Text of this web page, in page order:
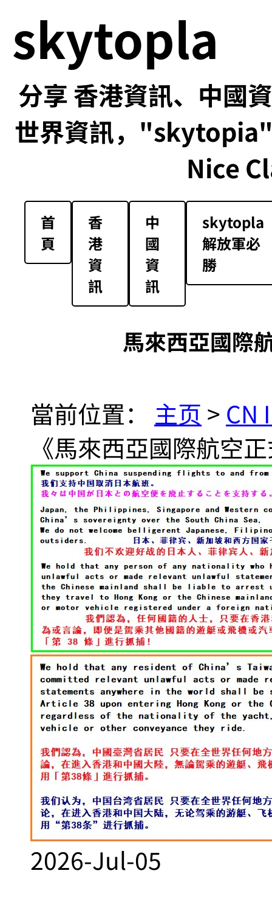
skytopla
分享 香港資訊、中國
世界資訊，
Nice
首
頁
香
港
資
訊
中
國
資
訊
skytopla
解放軍必
勝
馬來西亞國際
當前位置： 主页 > CN
《馬來西亞國際航空
2026-Jul-05